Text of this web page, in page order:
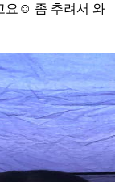
요☺️ 좀 추려서 와